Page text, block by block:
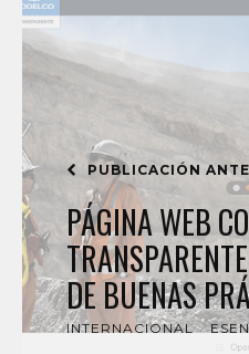
PUBLICACIÓN
PÁGINA WEB
DE BUENAS
INTERNACIONAL